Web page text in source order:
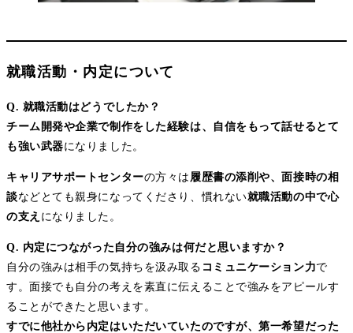
就職活動・内定について
Q. 就職活動はどうでしたか？
チーム開発や企業で制作をした経験は、自信をもって話せるとて
も強い武器になりました。
キャリアサポートセンターの方々は 履歴書の添削や、面接時の相
談などとても親身になってくださり、慣れない就職活動の中で心
の支え になりました。
Q. 内定につながった自分の強みは何だと思いますか？
自分の強みは相手の気持ちを汲み取る コミュニケーション力で
す。面接でも自分の考えを素直に伝えることで強みをアピールす
ることができたと思います。
すでに他社から内定はいただいていたのですが、第一希望だった